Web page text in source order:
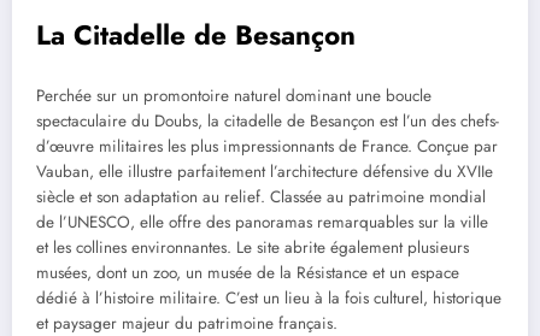
La Citadelle de Besançon
Perchée sur un promontoire naturel dominant une boucle
spectaculaire du Doubs, la citadelle de Besançon est l’un des chefs-
d’œuvre militaires les plus impressionnants de France. Conçue par
Vauban, elle illustre parfaitement l’architecture défensive du XVIIe
siècle et son adaptation au relief. Classée au patrimoine mondial
de l’UNESCO, elle offre des panoramas remarquables sur la ville
et les collines environnantes. Le site abrite également plusieurs
musées, dont un zoo, un musée de la Résistance et un espace
dédié à l’histoire militaire. C’est un lieu à la fois culturel, historique
et paysager majeur du patrimoine français.